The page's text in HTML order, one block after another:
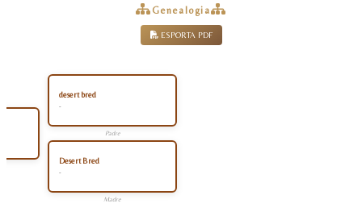
Genealogia
ESPORTA PDF
desert bred
-
Padre
Desert Bred
-
Madre